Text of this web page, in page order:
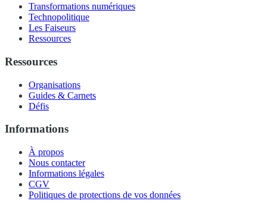
Transformations numériques
Technopolitique
Les Faiseurs
Ressources
Ressources
Organisations
Guides & Carnets
Défis
Informations
À propos
Nous contacter
Informations légales
CGV
Politiques de protections de vos données